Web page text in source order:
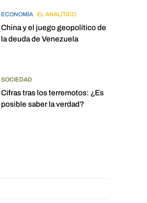
ECONOMÍA EL ANALÍTICO
China y el juego geopolítico de
la deuda de Venezuela
SOCIEDAD
Cifras tras los terremotos: ¿Es
posible saber la verdad?